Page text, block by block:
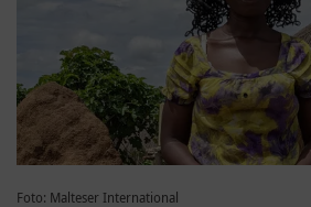
Foto: Malteser International